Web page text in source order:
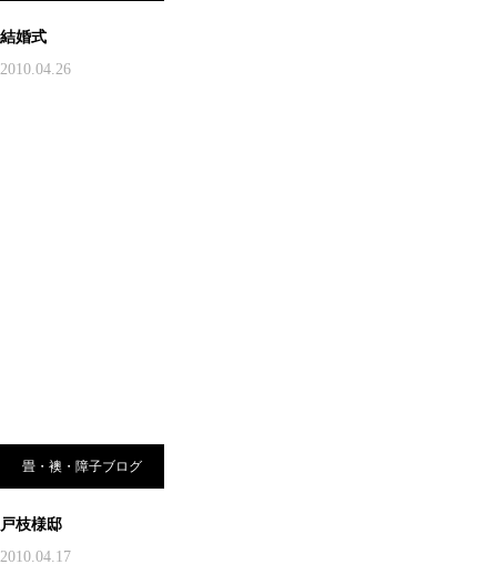
結婚式
2010.04.26
畳・襖・障子ブログ
戸枝様邸
2010.04.17